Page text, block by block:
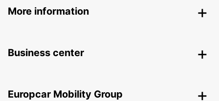
More information
Business center
Europcar Mobility Group